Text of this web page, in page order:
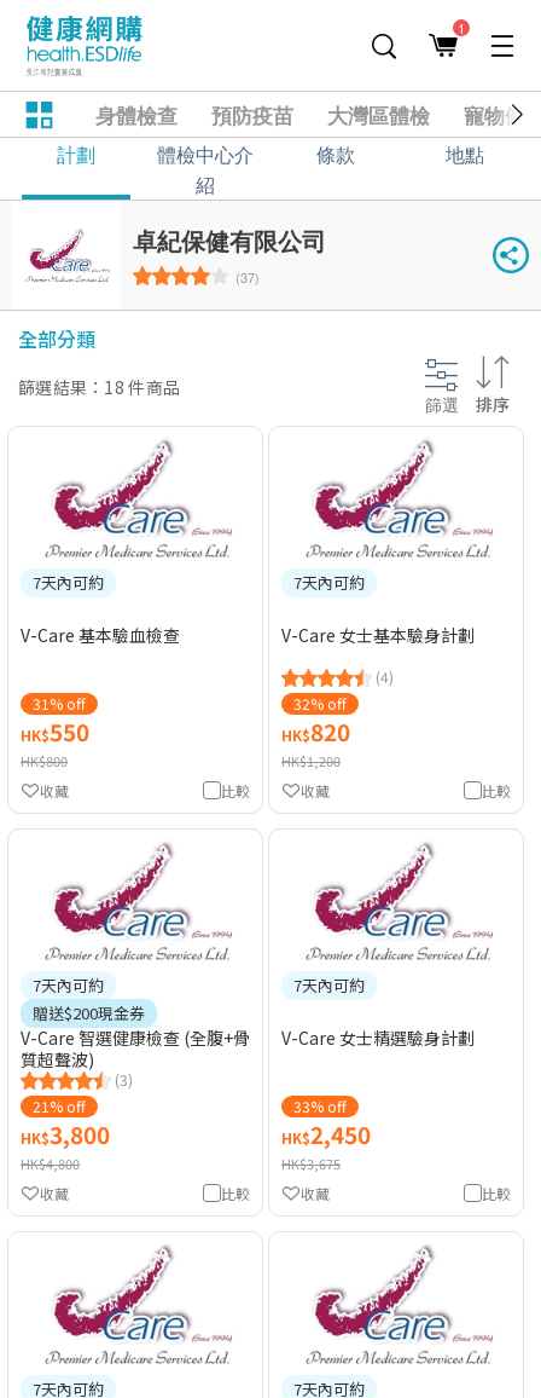
1
身體檢查 預防疫苗 大灣區體檢 寵物健
計劃
體檢中心介
紹
條款 地點
卓紀保健有限公司
(37)
全部分類
篩選結果：18 件商品
篩選 排序
7天內可約
V-Care 基本驗血檢查
31% off
HK$550
HK$800
比較
收藏
7天內可約
V-Care 女士基本驗身計劃
(4)
32% off
HK$820
HK$1,200
比較
收藏
7天內可約
贈送$200現金券
V-Care 智選健康檢查 (全腹+骨
質超聲波)
(3)
21% off
HK$3,800
HK$4,800
比較
收藏
7天內可約
V-Care 女士精選驗身計劃
33% off
HK$2,450
HK$3,675
比較
收藏
7天內可約 7天內可約